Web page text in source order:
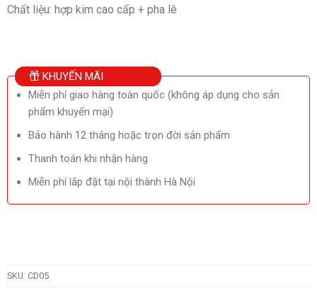
Chất liệu: hợp kim cao cấp + pha lê
KHUYẾN MÃI
Miễn phí giao hàng toàn quốc (không áp dụng cho sản
phẩm khuyến mại)
Bảo hành 12 tháng hoặc trọn đời sản phẩm
Thanh toán khi nhận hàng
Miễn phí lắp đặt tại nội thành Hà Nội
SKU: CD05